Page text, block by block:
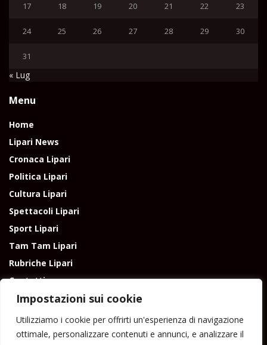
Impostazioni sui cookie
Utilizziamo i cookie per offrirti un'esperienza di navigazione
ottimale, personalizzare contenuti e annunci, e analizzare il
17 18 19 20 21 22 23
24 25 26 27 28 29 30
31
« Lug
Menu
Home
Lipari News
Cronaca Lipari
Politica Lipari
Cultura Lipari
Spettacoli Lipari
Sport Lipari
Tam Tam Lipari
Rubriche Lipari
Contatti